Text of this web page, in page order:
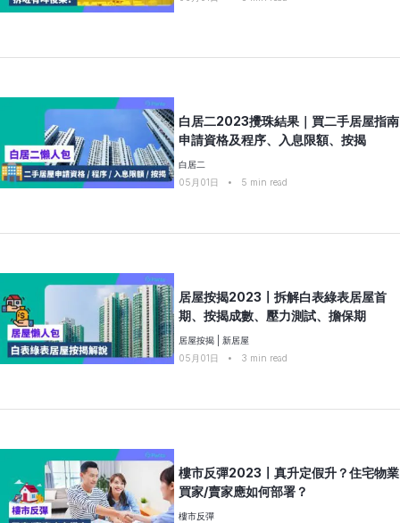
白居二2023攪珠結果｜買二手居屋指南
申請資格及程序、入息限額、按揭
白居二
05月01日
• 5 min read
居屋按揭2023〡拆解白表綠表居屋首
期、按揭成數、壓力測試、擔保期
居屋按揭
新居屋
05月01日
• 3 min read
樓市反彈2023〡真升定假升？住宅物業
買家/賣家應如何部署？
樓市反彈